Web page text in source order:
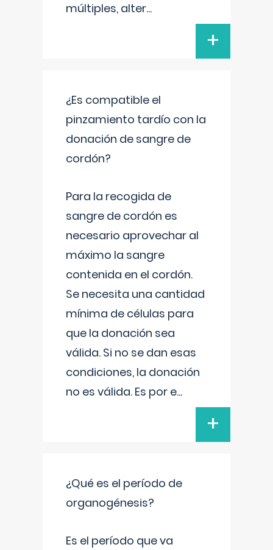
múltiples, alter...
+
¿Es compatible el
pinzamiento tardío con la
donación de sangre de
cordón?
Para la recogida de
sangre de cordón es
necesario aprovechar al
máximo la sangre
contenida en el cordón.
Se necesita una cantidad
mínima de células para
que la donación sea
válida. Si no se dan esas
condiciones, la donación
no es válida. Es por e...
+
¿Qué es el período de
organogénesis?
Es el período que va